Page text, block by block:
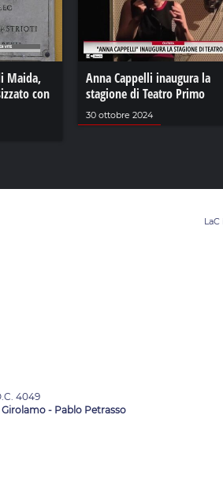
Maida,
con
Anna Cappelli inaugura la
stagione di Teatro Primo
30 ottobre 2024
4049
- Pablo Petrasso